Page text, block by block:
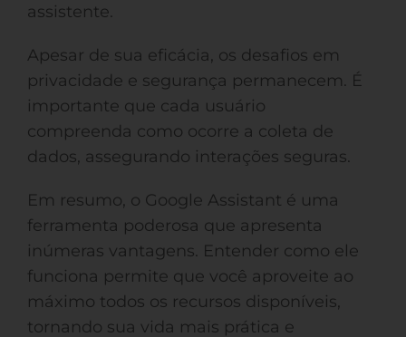
assistente.
Apesar de sua eficácia, os desafios em
privacidade e segurança permanecem. É
importante que cada usuário
compreenda como ocorre a coleta de
dados, assegurando interações seguras.
Em resumo, o Google Assistant é uma
ferramenta poderosa que apresenta
inúmeras vantagens. Entender como ele
funciona permite que você aproveite ao
máximo todos os recursos disponíveis,
tornando sua vida mais prática e